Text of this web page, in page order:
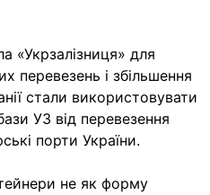
«Укрзалізниця» для
перевезень і збільшення
стали використовувати
УЗ від перевезення
порти України.
не як форму